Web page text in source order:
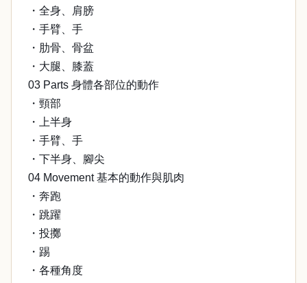
・全身、肩膀
・手臂、手
・肋骨、骨盆
・大腿、膝蓋
03 Parts 身體各部位的動作
・頸部
・上半身
・手臂、手
・下半身、腳尖
04 Movement 基本的動作與肌肉
・奔跑
・跳躍
・投擲
・踢
・各種角度